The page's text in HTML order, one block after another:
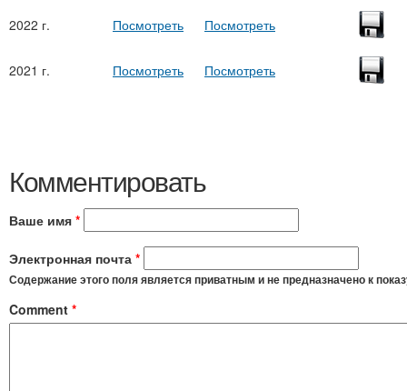
2022 г. Посмотреть Посмотреть
2021 г. Посмотреть Посмотреть
Комментировать
Ваше имя *
Электронная почта *
Содержание этого поля является приватным и не предназначено к
Comment *